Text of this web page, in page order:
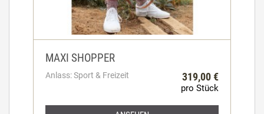
MAXI SHOPPER
Anlass: Sport & Freizeit 319,00 €
pro Stück